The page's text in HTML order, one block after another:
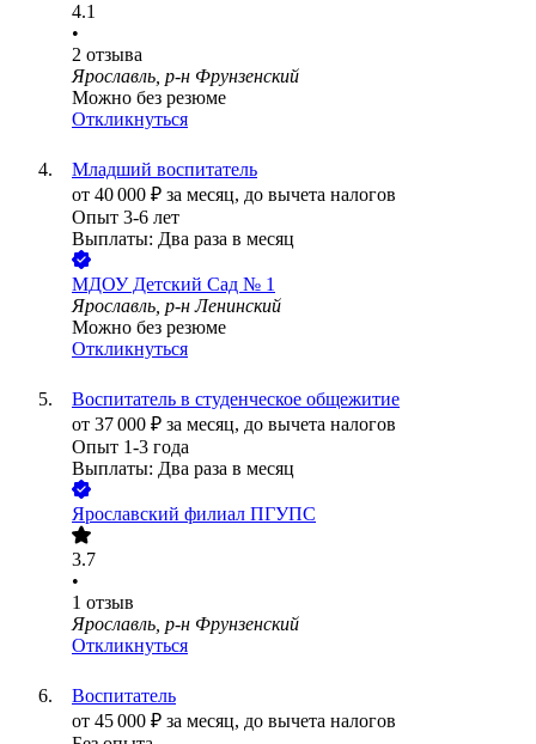
4.1
•
2 отзыва
Ярославль, р-н Фрунзенский
Можно без резюме
Откликнуться
Младший воспитатель
от 40 000 ₽ за месяц, до вычета налогов
Опыт 3-6 лет
Выплаты: Два раза в месяц
МДОУ Детский Сад № 1
Ярославль, р-н Ленинский
Можно без резюме
Откликнуться
Воспитатель в студенческое общежитие
от 37 000 ₽ за месяц, до вычета налогов
Опыт 1-3 года
Выплаты: Два раза в месяц
Ярославский филиал ПГУПС
3.7
•
1 отзыв
Ярославль, р-н Фрунзенский
Откликнуться
Воспитатель
от 45 000 ₽ за месяц, до вычета налогов